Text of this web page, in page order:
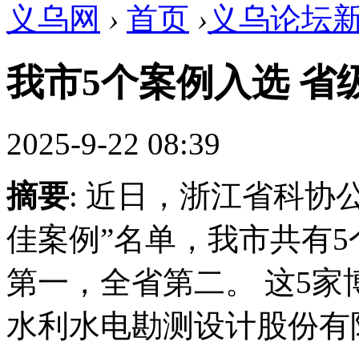
义乌网 › 首页 › 义乌论坛
我市5个案例入选 省
2025-9-22 08:39
摘要: 近日，浙江省科协
佳案例”名单，我市共有
第一，全省第二。 这5
水利水电勘测设计股份